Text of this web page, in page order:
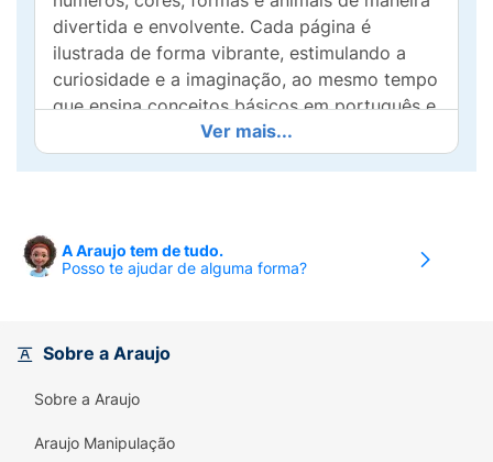
divertida e envolvente. Cada página é
ilustrada de forma vibrante, estimulando a
curiosidade e a imaginação, ao mesmo tempo
que ensina conceitos básicos em português e
inglês. O formato amigável é perfeito para as
mãozinhas e facilita o manuseio, tornando o
criatividade do seu filho com este kit
completo de atividades que ajuda na
Escolinha" é não apenas um livro, mas uma
ferramenta essencial na educação e no
crescimento da sua criança!
Ver mais...
A Araujo tem de tudo.
Posso te ajudar de alguma forma?
Sobre a Araujo
Sobre a Araujo
Araujo Manipulação